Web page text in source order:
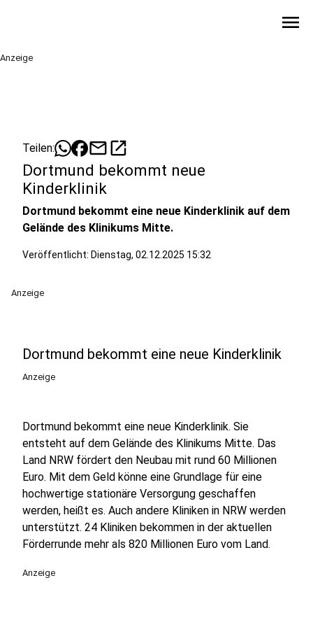
menu
Anzeige
Teilen: mailopen_in_new
Dortmund bekommt neue
Kinderklinik
Dortmund bekommt eine neue Kinderklinik auf dem
Gelände des Klinikums Mitte.
Veröffentlicht: Dienstag, 02.12.2025 15:32
Anzeige
Dortmund bekommt eine neue Kinderklinik
Anzeige
Dortmund bekommt eine neue Kinderklinik. Sie
entsteht auf dem Gelände des Klinikums Mitte. Das
Land NRW fördert den Neubau mit rund 60 Millionen
Euro. Mit dem Geld könne eine Grundlage für eine
hochwertige stationäre Versorgung geschaffen
werden, heißt es. Auch andere Kliniken in NRW werden
unterstützt. 24 Kliniken bekommen in der aktuellen
Förderrunde mehr als 820 Millionen Euro vom Land.
Anzeige